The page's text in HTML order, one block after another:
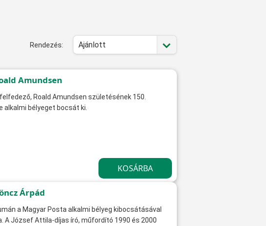
Ajánlott
Rendezés:
Amundsen
Roald Amundsen születésének 150.
bélyeget bocsát ki.
Árpád
a Magyar Posta alkalmi bélyeg kibocsátásával
A József Attila-díjas író, műfordító 1990 és 2000